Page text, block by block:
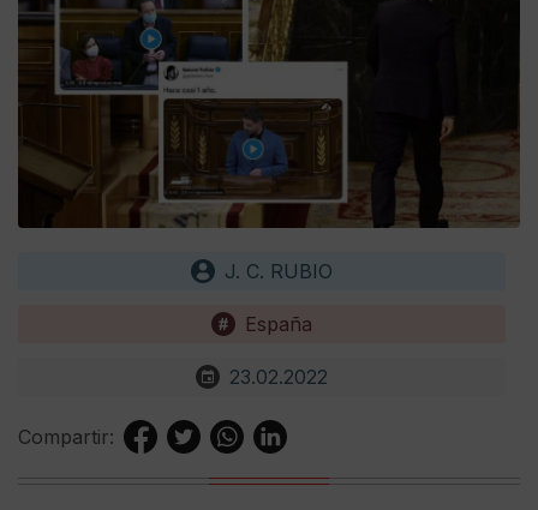
J. C. RUBIO
España
23.02.2022
Compartir: